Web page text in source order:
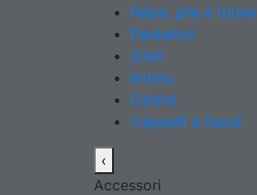
Felpe, pile e tutine
Pantaloni
Gilet
Intimo
Calzini
Cappelli e fasce
‹
Accessori